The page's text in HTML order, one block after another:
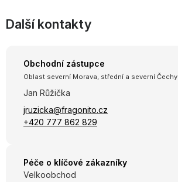
Další kontakty
Obchodní zástupce
Oblast severní Morava, střední a severní Čechy
Jan Růžička
jruzicka@fragonito.cz
+420 777 862 829
Péče o klíčové zákazníky
Velkoobchod